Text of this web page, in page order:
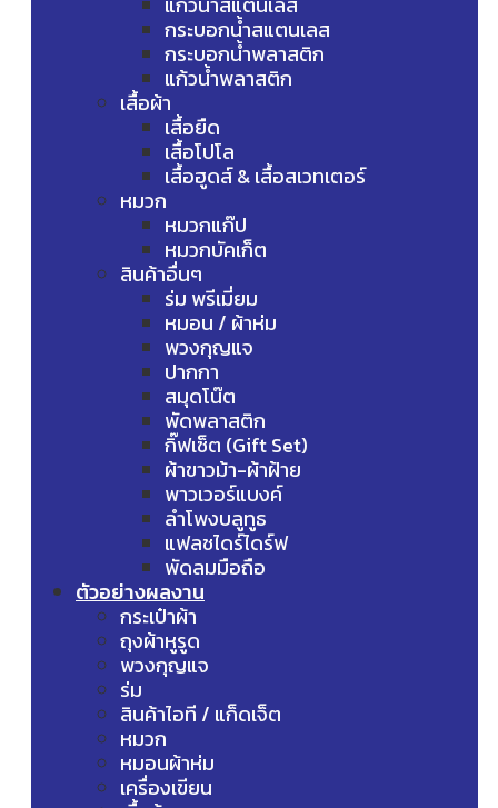
กระบอกน้ำสแตนเลส
กระบอกน้ำพลาสติก
แก้วน้ำพลาสติก
เสื้อผ้า
เสื้อยืด
เสื้อโปโล
เสื้อฮูดส์ & เสื้อสเวทเตอร์
หมวก
หมวกแก๊ป
หมวกบัคเก็ต
สินค้าอื่นๆ
ร่ม พรีเมี่ยม
หมอน / ผ้าห่ม
พวงกุญแจ
ปากกา
สมุดโน๊ต
พัดพลาสติก
กิ๊ฟเซ็ต (Gift Set)
ผ้าขาวม้า-ผ้าฝ้าย
พาวเวอร์แบงค์
ลำโพงบลูทูธ
แฟลชไดร์ไดร์ฟ
พัดลมมือถือ
ตัวอย่างผลงาน
กระเป๋าผ้า
ถุงผ้าหูรูด
พวงกุญแจ
ร่ม
สินค้าไอที / แก็ดเจ็ต
หมวก
หมอนผ้าห่ม
เครื่องเขียน